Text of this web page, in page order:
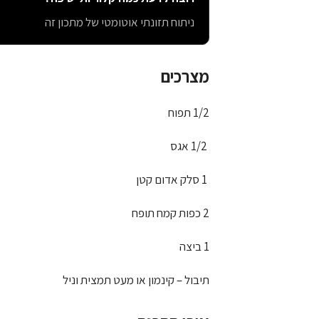
ניתוח תזונתי אוטומטי של מתכון זה
מצרכים
1/2 תפוח
2 כפות קמח תופח
1 ביצה
תיבול – קינמון או מעט תמצית וניל